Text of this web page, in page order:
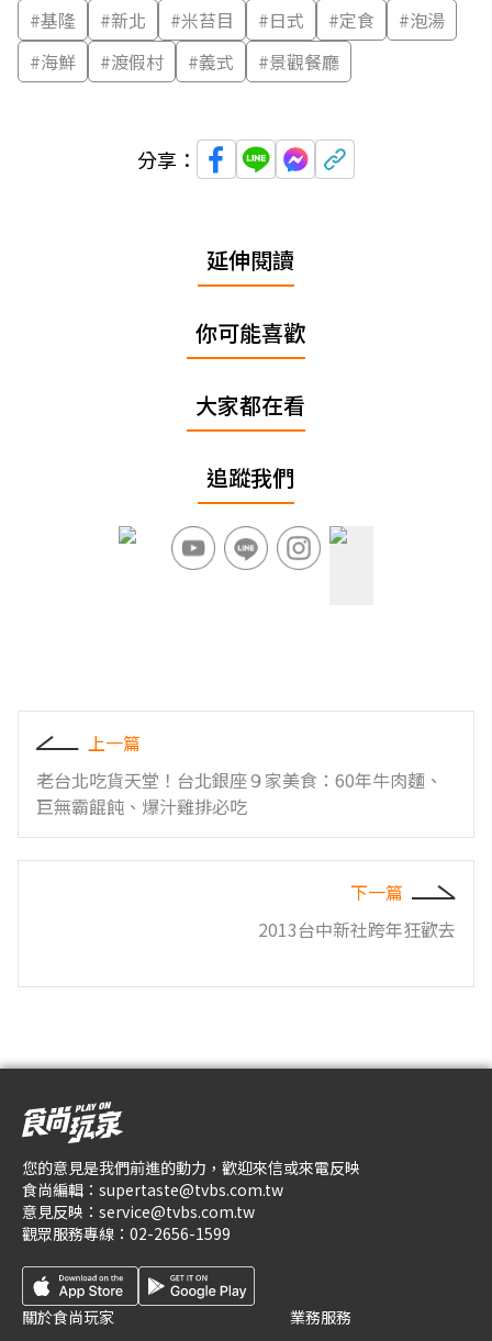
#基隆 #新北 #米苔目 #日式 #定食 #泡湯
#海鮮 #渡假村 #義式 #景觀餐廳
分享：
延伸閱讀
你可能喜歡
大家都在看
追蹤我們
上一篇
老台北吃貨天堂！台北銀座９家美食：60年牛肉麵、
巨無霸餛飩、爆汁雞排必吃
下一篇
2013台中新社跨年狂歡去
您的意見是我們前進的動力，歡迎來信或來電反映
食尚編輯： supertaste@tvbs.com.tw
意見反映： service@tvbs.com.tw
觀眾服務專線： 02-2656-1599
關於食尚玩家
業務服務